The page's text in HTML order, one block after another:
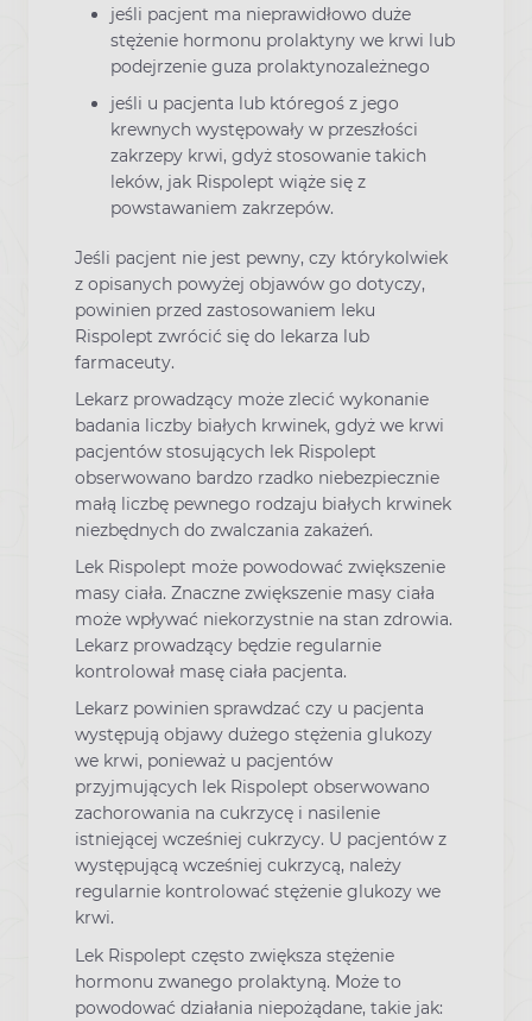
jeśli pacjent ma nieprawidłowo duże
stężenie hormonu prolaktyny we krwi lub
podejrzenie guza prolaktynozależnego
jeśli u pacjenta lub któregoś z jego
krewnych występowały w przeszłości
zakrzepy krwi, gdyż stosowanie takich
leków, jak Rispolept wiąże się z
powstawaniem zakrzepów.
Jeśli pacjent nie jest pewny, czy którykolwiek
z opisanych powyżej objawów go dotyczy,
powinien przed zastosowaniem leku
Rispolept zwrócić się do lekarza lub
farmaceuty.
Lekarz prowadzący może zlecić wykonanie
badania liczby białych krwinek, gdyż we krwi
pacjentów stosujących lek Rispolept
obserwowano bardzo rzadko niebezpiecznie
małą liczbę pewnego rodzaju białych krwinek
niezbędnych do zwalczania zakażeń.
Lek Rispolept może powodować zwiększenie
masy ciała. Znaczne zwiększenie masy ciała
może wpływać niekorzystnie na stan zdrowia.
Lekarz prowadzący będzie regularnie
kontrolował masę ciała pacjenta.
Lekarz powinien sprawdzać czy u pacjenta
występują objawy dużego stężenia glukozy
we krwi, ponieważ u pacjentów
przyjmujących lek Rispolept obserwowano
zachorowania na cukrzycę i nasilenie
istniejącej wcześniej cukrzycy. U pacjentów z
występującą wcześniej cukrzycą, należy
regularnie kontrolować stężenie glukozy we
krwi.
Lek Rispolept często zwiększa stężenie
hormonu zwanego prolaktyną. Może to
powodować działania niepożądane, takie jak: